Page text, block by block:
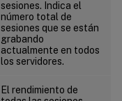
sesiones. Indica el
número total de
sesiones que se están
grabando
actualmente en todos
los servidores.
El rendimiento de